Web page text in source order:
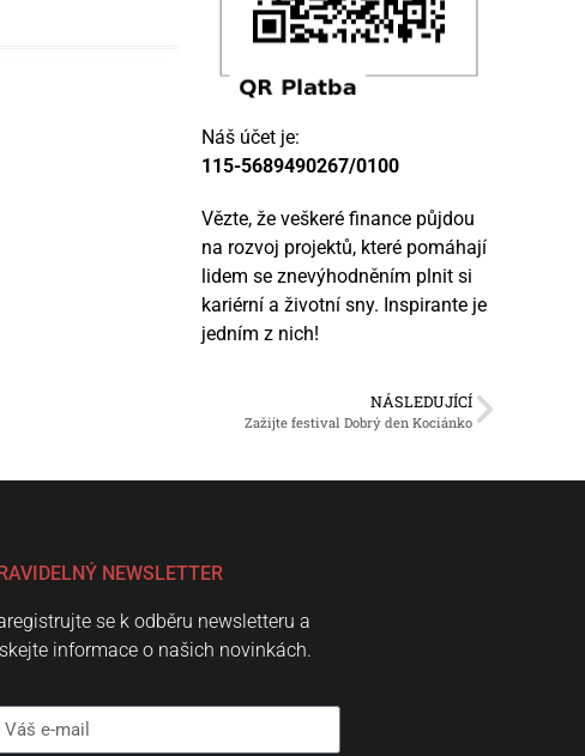
Náš účet je:
115-5689490267/0100
Vězte, že veškeré finance půjdou
na rozvoj projektů, které pomáhají
lidem se znevýhodněním plnit si
kariérní a životní sny. Inspirante je
jedním z nich!
NÁSLEDUJÍCÍ
Zažijte festival Dobrý den Kociánko
NEWSLETTER
se k odběru newsletteru a
informace o našich novinkách.